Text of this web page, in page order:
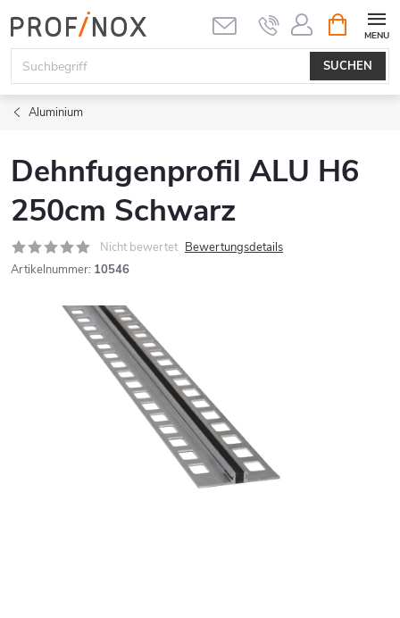
Inhalt
springen
SUCHEN
Aluminium
Dehnfugenprofil ALU H6
250cm Schwarz
Nicht bewertet Bewertungsdetails
Artikelnummer: 10546